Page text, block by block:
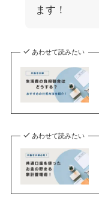
ます！
あわせて読みたい
あわせて読みたい